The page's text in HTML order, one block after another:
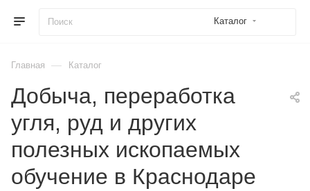
Каталог
Главная — Каталог
Добыча, переработка
угля, руд и других
полезных ископаемых
обучение в Краснодаре